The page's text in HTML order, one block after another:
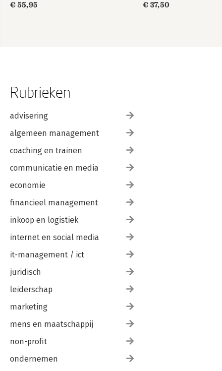
€ 55,95 € 37,50
Rubrieken
advisering
algemeen management
coaching en trainen
communicatie en media
economie
financieel management
inkoop en logistiek
internet en social media
it-management / ict
juridisch
leiderschap
marketing
mens en maatschappij
non-profit
ondernemen